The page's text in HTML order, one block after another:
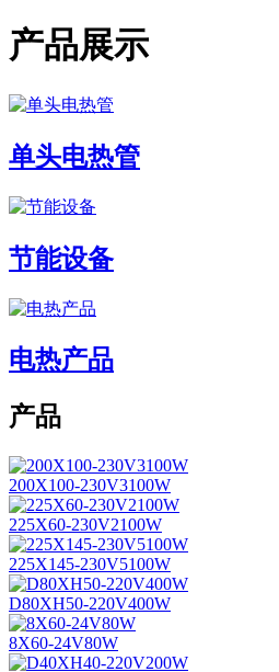
产品展示
单头电热管
节能设备
电热产品
产品
200X100-230V3100W
225X60-230V2100W
225X145-230V5100W
D80XH50-220V400W
8X60-24V80W